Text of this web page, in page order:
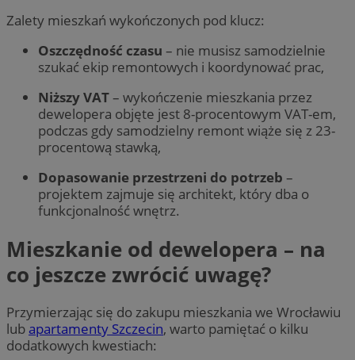
Zalety mieszkań wykończonych pod klucz:
Oszczędność czasu – nie musisz samodzielnie
szukać ekip remontowych i koordynować prac,
Niższy VAT– wykończenie mieszkania przez
dewelopera objęte jest 8-procentowym VAT-em,
podczas gdy samodzielny remont wiąże się z 23-
procentową stawką,
Dopasowanie przestrzeni do potrzeb –
projektem zajmuje się architekt, który dba o
funkcjonalność wnętrz.
Mieszkanie od dewelopera – na
co jeszcze zwrócić uwagę?
Przymierzając się do zakupu mieszkania we Wrocławiu
lub apartamenty Szczecin, warto pamiętać o kilku
dodatkowych kwestiach: